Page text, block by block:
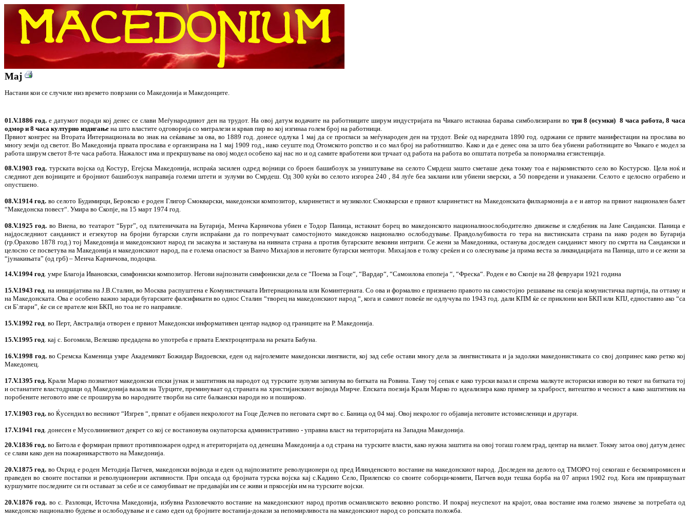
Мај
Настани кои се случиле низ времето поврзани со Македонија и Македонците.
01.V.1886 год. е датумот поради кој денес се слави Меѓународниот ден на трудот. На овој датум водачите на работниците ширум индустријата на Чикаго истакнаа барања симболизирани во три 8 (осумки) 8 часа работа, 8 часа
одмор и 8 часа културно издигање на што властите одговорија со митралези и крвав пир во кој изгинаа голем број на работници.
Првиот конгрес на Втората Интернационала во знак на сеќавање за ова, во 1889 год. донесе одлука 1 мај да се прогласи за меѓународен ден на трудот. Веќе од наредната 1890 год. одржани се првите манифестации на прослава во
многу земји од светот. Во Македонија првата прослава е органзирана на 1 мај 1909 год., иако сеуште под Отомското ропство и со мал број на работништво. Како и да е денес она за што беа убиени работниците во Чикаго е модел за
работа ширум светот 8-те часа работа. Нажалост има и прекршување на овој модел особено кај нас но и од самите вработени кои трчаат од работа на работа во општата потреба за понормална егзистенција.
08.V.1903 год. турската војска од Костур, Егејска Македонија, испраќа засилен одред војници со броен башибозук за уништување на селото Смрдеш зашто сметаше дека токму тоа е најкомисткото село во Костурско. Цела ноќ и
следниот ден војниците и бројниот башибозук направија големи штети и зулуми во Смрдеш. Од 300 куќи во селото изгореа 240 , 84 луѓе беа заклани или убиени ѕверски, а 50 повредени и унаказени. Селото е целосно ограбено и
опустшено.
08.V.1914 год. во селото Будимирци, Беровско е роден Глигор Смокварски, македонски композитор, кларинетист и музиколог. Смокварски е првиот кларинетист на Македонската филхармонија а е и автор на првиот национален балет
“Македонска повест“. Умира во Скопје, на 15 март 1974 год.
08.V.1925 год. во Виена, во театарот “Бург”, од платеничката на Бугарија, Менча Карничова убиен е Тодор Паница, истакнат борец во македонското националноослободително движење и следбеник на Јане Сандански. Паница е
најдоследниот санданист и егзекутор на бројни бугарски слуги испраќани да го попречуваат самостојното македонско национално ослободување. Правдољубивоста го тера на вистинската страна па иако роден во Бугарија
(гр.Орахово 1878 год.) тој Македонија и македонскиот народ ги засакува и застанува на нивната страна а против бугарските вековни интриги. Се жени за Македоника, останува доследен санданист многу по смртта на Сандански и
целосно се посветува на Македонија и македонскиот народ, па е голема опасност за Ванчо Михајлов и неговите бугарски ментори. Михајлов е толку среќен и со олеснување ја прима веста за ликвидацијата на Паница, што и се жени за
“јунакињата” (од грб) – Менча Карничова, подоцна.
14.V.1994 год . умре Благоја Ивановски, симфониски композитор. Негови најпознати симфониски дела се “Поема за Гоце“, “Вардар“, “Самоилова епопеја “, “Фреска“. Роден е во Скопје на 28 февруари 1921 година
15.V.1943 год . на иницијатива на Ј.В.Сталин, во Москва распуштена е Комунистичката Интернационала или Коминтерната. Со ова и формално е признаено правото на самостојно решавање на секоја комунистичка партија, па оттаму и
на Македонската. Ова е особено важно заради бугарските фалсификати во однос Сталин “творец на македонскиот народ “, кога и самиот повеќе не одлучува по 1943 год. дали КПМ ќе се приклони кон БКП или КПЈ, едноставно ако “са
си Б`лгари”, ќе си се врателе кон БКП, но тоа не го направиле.
15.V.1992 год . во Перт, Австралија отворен е првиот Македонски информативен центар надвор од границите на Р. Македонија.
15.V.1995 год . кај с. Богомила, Велешко предадена во употреба е првата Електроцентрала на реката Бабуна.
16.V.1998 год.во Сремска Каменица умре Академикот Божидар Видоевски, еден од најголемите македонски лингвисти, кој зад себе остави многу дела за лингвистиката и ја задолжи македонистиката со свој допринес како ретко кој
Македонец.
17.V.1395 год.Крали Марко познатиот македонски епски јунак и заштитник на народот од турските зулуми загинува во битката на Ровина. Таму тој сепак е како турски вазал и спрема малкуте историски извори во текот на битката тој
и останатите властодршци од Македонија вазали на Турците, преминуваат од страната на христијанскиот војвода Мирче. Епската поезија Крали Марко го идеализира како пример за храброст, витештво и чесност а како заштитник на
поробените неговото име се проширува во народните творби на сите балкански народи но и пошироко.
17.V.1903 год. во Ќусендил во весникот “Изгрев “, првпат е објавен некрологот на Гоце Делчев по неговата смрт во с. Баница од 04 мај. Овој некролог го објавија неговите истомисленици и другари.
17.V.1941 год . донесен е Мусолиниевиот декрет со кој се востановува окупаторска административно - управна власт на територијата на Западна Македонија.
20.V.1836 год. во Битола е формиран првиот противпожарен одред н атериторијата од денешна Македонија а од страна на турските власти, како нужна заштита на овој тогаш голем град, центар на вилает. Токму затоа овој датум денес
се слави како ден на пожарникарството на Македонија.
20.V.1875 год. во Охрид е роден Методија Патчев, македонски војвода и еден од најпознатите револуционери од пред Илинденското востание на македонскиот народ. Доследен на делото од ТМОРО тој секогаш е бескомпромисен и
праведен во своите постапки и револуционерни активности. При опсада од бројната турска војска кај с.Кадино Село, Прилепско со своите соборци-комити, Патчев води тешка борба на 07 април 1902 год. Кога им привршуваат
куршумите последните си ги оставаат за себе и се самоубиваат не предавајќи им се живи и пркосејќи им на турските војски.
20.V.1876 год. во с. Разловци, Источна Македонија, избувна Разловечкото востание на македонскиот народ против османлиското вековно ропство. И покрај неуспехот на крајот, оваа востание има големо значење за потребата од
македонско национално будење и ослободување и е само еден од бројните востанија-докази за непомирливоста на македонскиот народ со ропската положба.